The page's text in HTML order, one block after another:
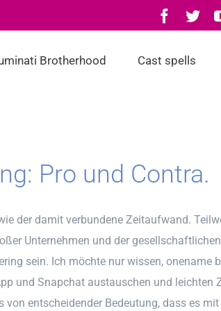
Brotherhood Cast spells
Pro und Contra.
der damit verbundene Zeitaufwand.
Unternehmen und der
sein. Ich möchte nur wissen, onename
und Snapchat austauschen und leichten
entscheidender Bedeutung, dass es